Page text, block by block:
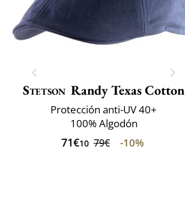
Stetson Randy Texas Cotton
Protección anti-UV 40+
100% Algodón
71€10 79€ -10%